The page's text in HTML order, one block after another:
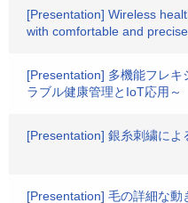
[Presentation] Wireless
with comfortable and
[Presentation] 多機能フレキ
ラブル健康管理とIoT応用～
[Presentation] 銀糸刺繍に
[Presentation] 毛の詳細な